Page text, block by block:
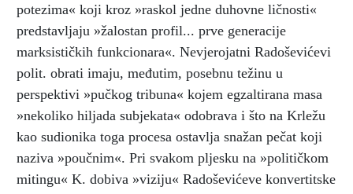
potezima« koji kroz »raskol jedne duhovne ličnosti«
predstavljaju »žalostan profil... prve generacije
marksističkih funkcionara«. Nevjerojatni Radoševićevi
polit. obrati imaju, međutim, posebnu težinu u
perspektivi »pučkog tribuna« kojem egzaltirana masa
»nekoliko hiljada subjekata« odobrava i što na Krležu
kao sudionika toga procesa ostavlja snažan pečat koji
naziva »poučnim«. Pri svakom pljesku na »političkom
mitingu« K. dobiva »viziju« Radoševićeve konvertitske